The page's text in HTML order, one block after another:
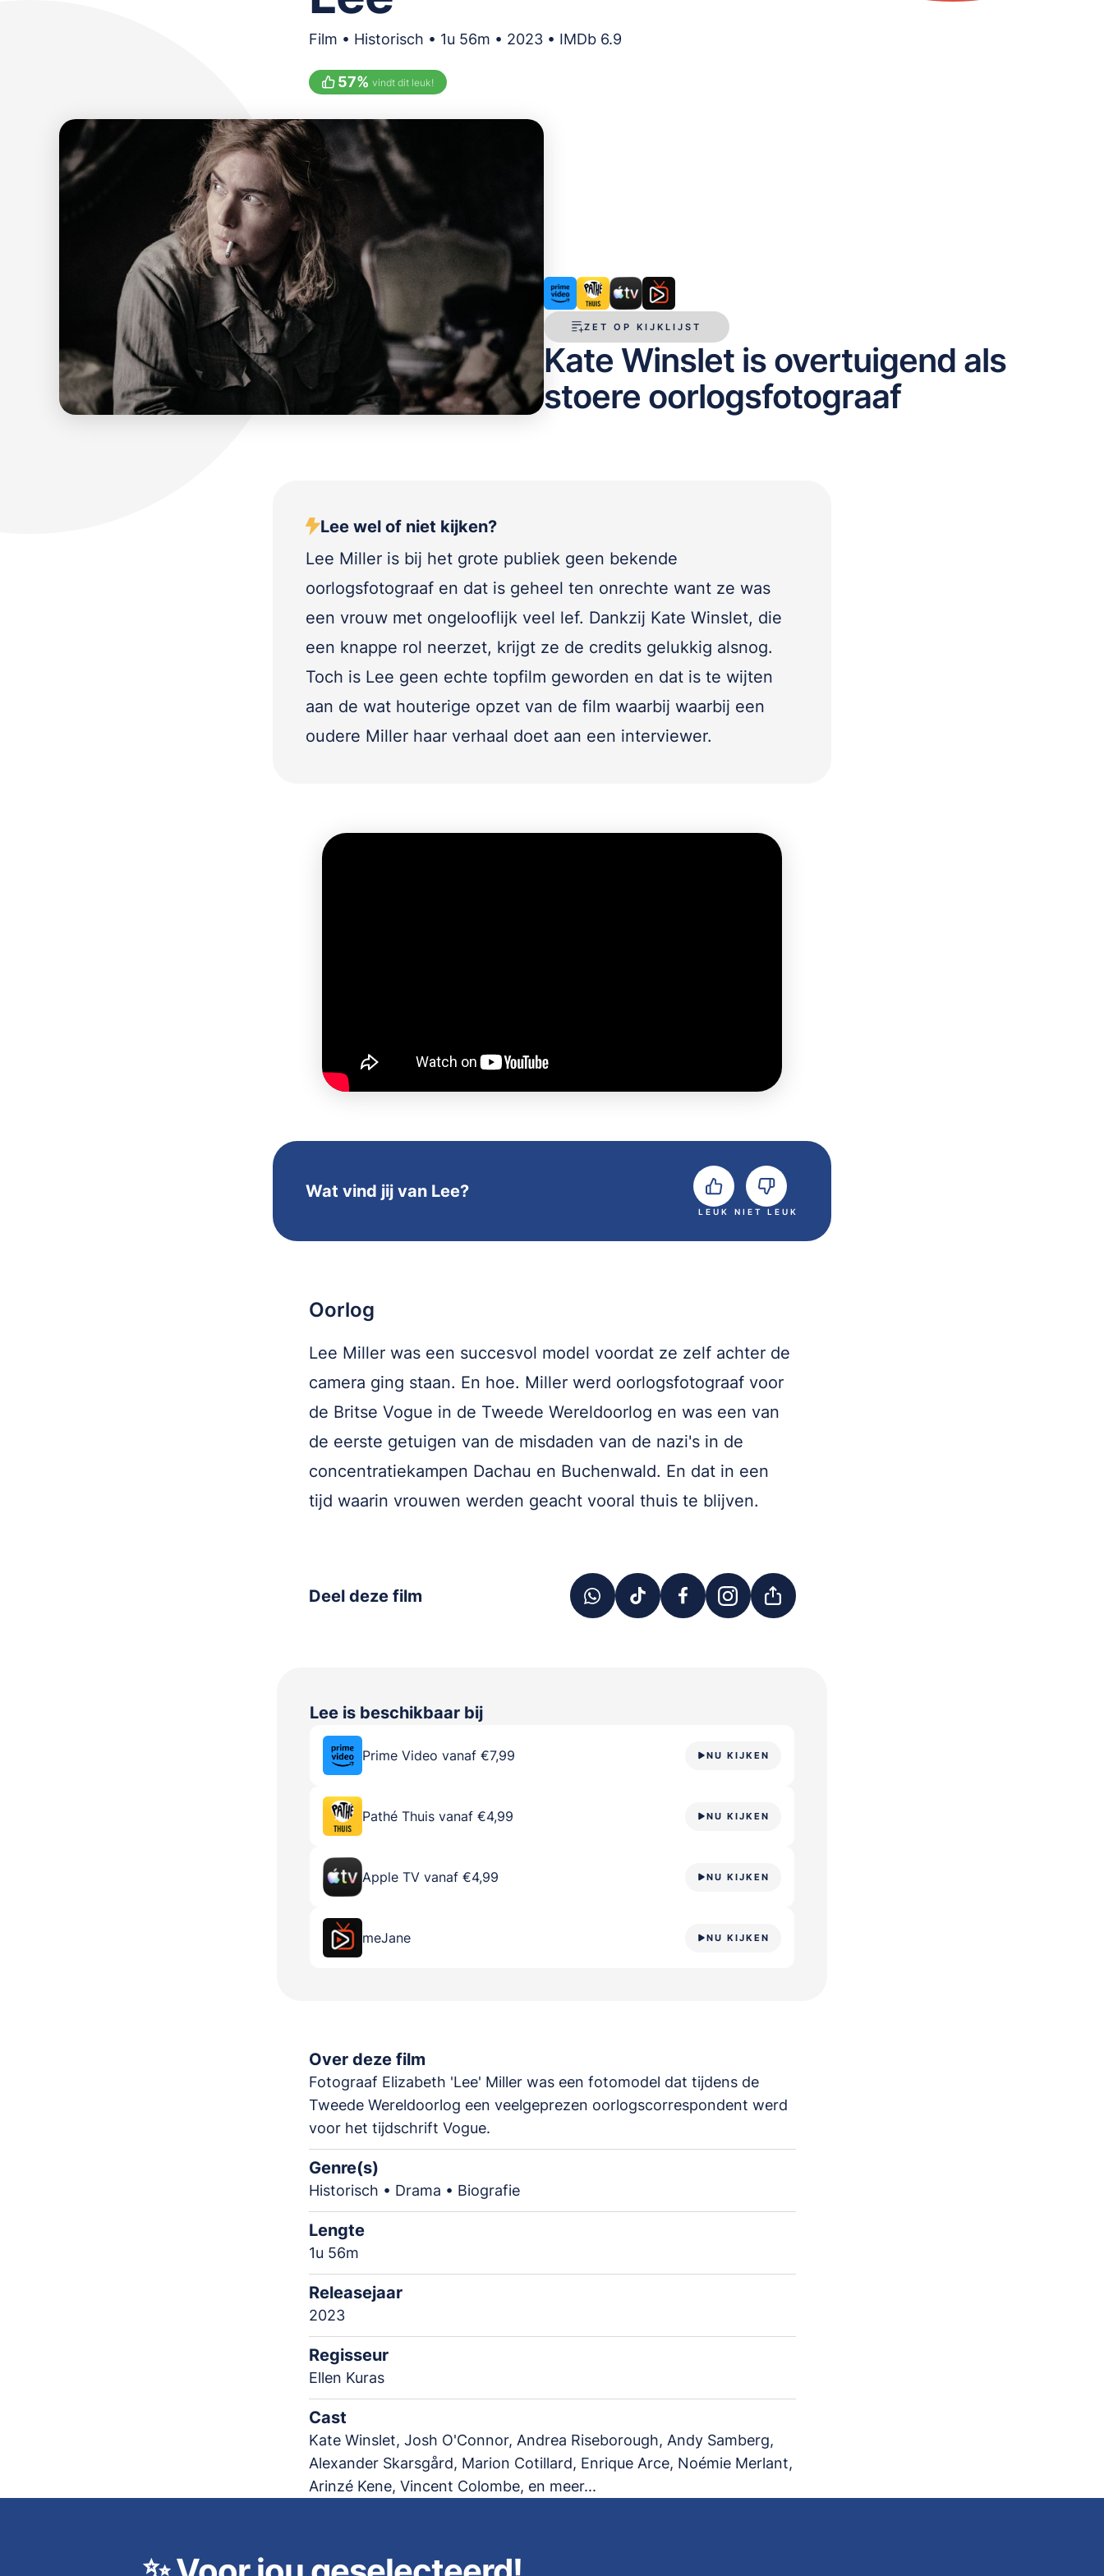
Film • Historisch • 1u 56m • 2023 • IMDb 6.9
57% vindt dit leuk!
ZET OP KIJKLIJST
Kate Winslet is overtuigend als
stoere oorlogsfotograaf
Lee wel of niet kijken?
Lee Miller is bij het grote publiek geen bekende
oorlogsfotograaf en dat is geheel ten onrechte want ze was
een vrouw met ongelooflijk veel lef. Dankzij Kate Winslet, die
een knappe rol neerzet, krijgt ze de credits gelukkig alsnog.
Toch is Lee geen echte topfilm geworden en dat is te wijten
aan de wat houterige opzet van de film waarbij waarbij een
oudere Miller haar verhaal doet aan een interviewer.
Wat vind jij van Lee?
LEUK NIET LEUK
Oorlog
Lee Miller was een succesvol model voordat ze zelf achter de
camera ging staan. En hoe. Miller werd oorlogsfotograaf voor
de Britse Vogue in de Tweede Wereldoorlog en was een van
de eerste getuigen van de misdaden van de nazi's in de
concentratiekampen Dachau en Buchenwald. En dat in een
tijd waarin vrouwen werden geacht vooral thuis te blijven.
Deel deze film
Lee is beschikbaar bij
Prime Video vanaf €7,99 NU KIJKEN
Pathé Thuis vanaf €4,99 NU KIJKEN
Apple TV vanaf €4,99 NU KIJKEN
meJane NU KIJKEN
Over deze film
Fotograaf Elizabeth 'Lee' Miller was een fotomodel dat tijdens de
Tweede Wereldoorlog een veelgeprezen oorlogscorrespondent werd
voor het tijdschrift Vogue.
Genre(s)
Historisch • Drama • Biografie
Lengte
1u 56m
Releasejaar
2023
Regisseur
Ellen Kuras
Cast
Kate Winslet, Josh O'Connor, Andrea Riseborough, Andy Samberg,
Alexander Skarsgård, Marion Cotillard, Enrique Arce, Noémie Merlant,
Arinzé Kene, Vincent Colombe, en meer...